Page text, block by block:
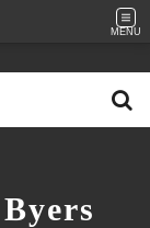
MENU